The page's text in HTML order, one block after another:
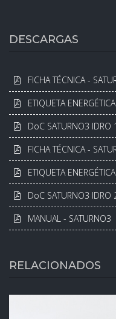
DESCARGAS
FICHA TÉCNICA -
ETIQUETA
DoC SATURNO3 IDRO
FICHA TÉCNICA -
ETIQUETA
DoC SATURNO3 IDRO
MANUAL - SATURNO3
RELACIONADOS